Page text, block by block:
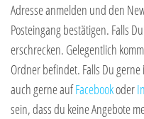
Adresse anmelden und den
Posteingang bestätigen. Falls
erschrecken. Gelegentlich
Ordner befindet. Falls Du
auch gerne aufFacebookoder
sein, dass du keine Angebote